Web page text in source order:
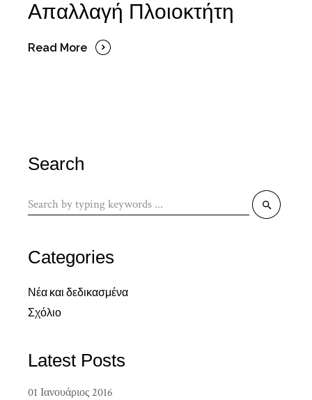
Απαλλαγή Πλοιοκτήτη
Read More
Search
Search
for:
Categories
Νέα και δεδικασμένα
Σχόλιο
Latest Posts
01 Ιανουάριος 2016